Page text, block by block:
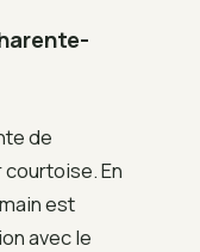
de
En
est
avec le